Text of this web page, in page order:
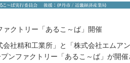
クトリー「あるこ～ば」開催
社精和工業所」と「株式会社エムア
ンファクトリー「あるこ～ば」が開催